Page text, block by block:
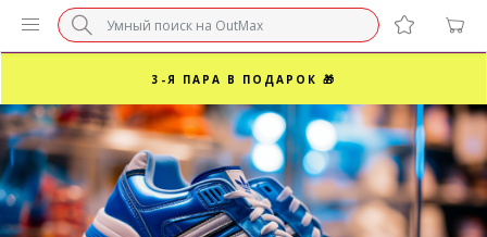
БЕЗ НАЦЕНКИ МАРКЕТПЛЕЙСОВ ⚡ ВАШ РАЗМЕР
3-Я ПАРА В ПОДАРОК 🎁
ПОСЛЕДНИЕ РАЗМЕРЫ ОТ 1500₽⚡️
СУПЕРАКЦИЯ 🔥 2-Я ПАРА -50%